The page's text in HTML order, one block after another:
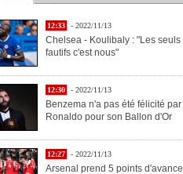
12:33 - 2022/11/13
Chelsea - Koulibaly : "Les seuls
fautifs c'est nous"
12:30 - 2022/11/13
Benzema n'a pas été félicité par
Ronaldo pour son Ballon d'Or
12:27 - 2022/11/13
Arsenal prend 5 points d'avance